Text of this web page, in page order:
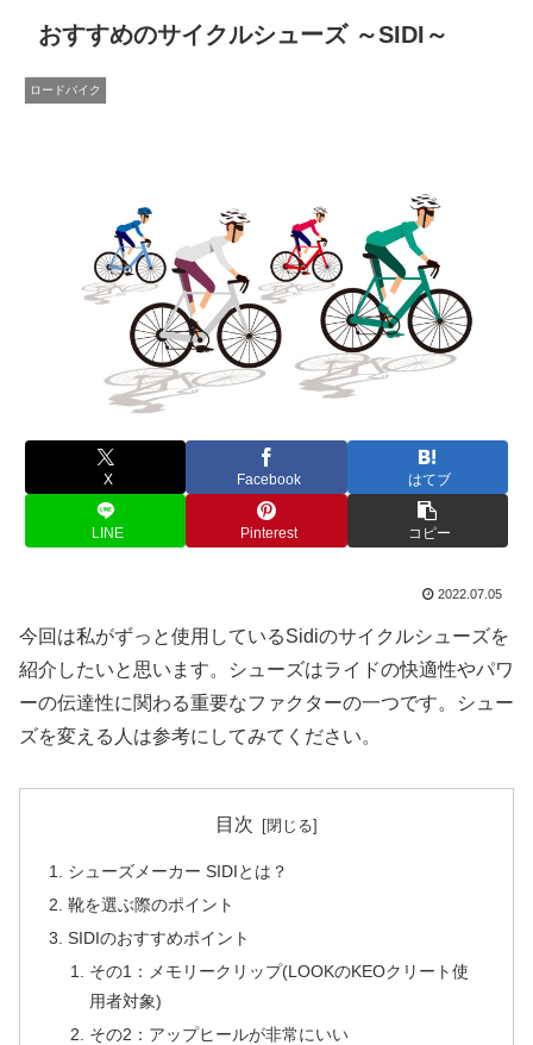
おすすめのサイクルシューズ ～SIDI～
ロードバイク
X Facebook はてブ
LINE Pinterest コピー
2022.07.05
今回は私がずっと使用しているSidiのサイクルシューズを
紹介したいと思います。シューズはライドの快適性やパワ
ーの伝達性に関わる重要なファクターの一つです。シュー
ズを変える人は参考にしてみてください。
目次
シューズメーカー SIDIとは？
靴を選ぶ際のポイント
SIDIのおすすめポイント
その1：メモリークリップ(LOOKのKEOクリート使
用者対象)
その2：アップヒールが非常にいい